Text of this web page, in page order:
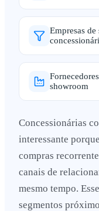
Empresas
showroom
Concessionárias
interessante
compras
canais de
mesmo tempo.
segmentos